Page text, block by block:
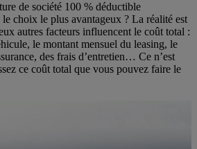
de société 100 % déductible
choix le plus avantageux ? La réalité est
autres facteurs influencent le coût total :
le montant mensuel du leasing, le
des frais d’entretien… Ce n’est
ce coût total que vous pouvez faire le